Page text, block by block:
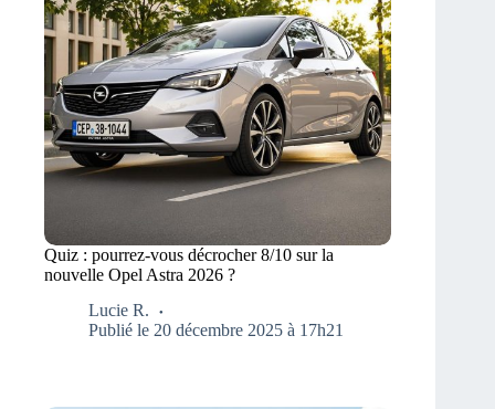
Quiz : pourrez-vous décrocher 8/10 sur la
nouvelle Opel Astra 2026 ?
Lucie R.
Publié le 20 décembre 2025 à 17h21